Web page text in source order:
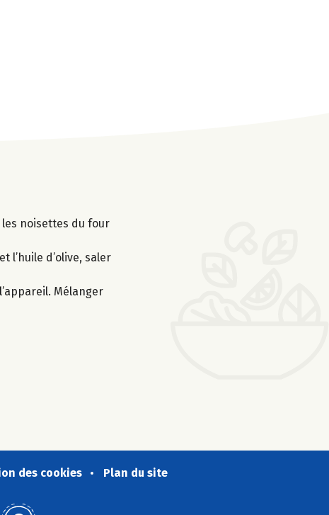
noisettes du four
l’huile d’olive, saler
Mélanger
des cookies Plan du site